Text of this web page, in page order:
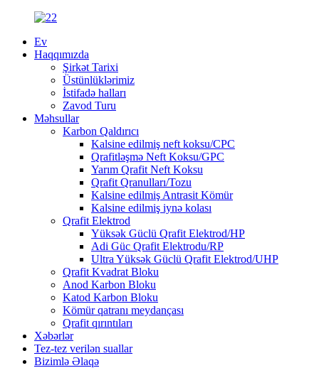
Ev
Haqqımızda
Şirkət Tarixi
Üstünlüklərimiz
İstifadə halları
Zavod Turu
Məhsullar
Karbon Qaldırıcı
Kalsine edilmiş neft koksu/CPC
Qrafitləşmə Neft Koksu/GPC
Yarım Qrafit Neft Koksu
Qrafit Qranulları/Tozu
Kalsine edilmiş Antrasit Kömür
Kalsine edilmiş iynə kolası
Qrafit Elektrod
Yüksək Güclü Qrafit Elektrod/HP
Adi Güc Qrafit Elektrodu/RP
Ultra Yüksək Güclü Qrafit Elektrod/UHP
Qrafit Kvadrat Bloku
Anod Karbon Bloku
Katod Karbon Bloku
Kömür qatranı meydançası
Qrafit qırıntıları
Xəbərlər
Tez-tez verilən suallar
Bizimlə Əlaqə